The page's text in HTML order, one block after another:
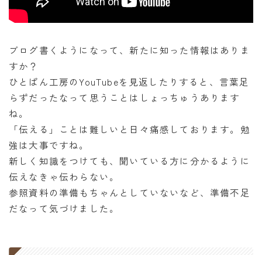
アクセス
求人
お問い合わせ
ブログ書くようになって、新たに知った情報はありま
すか？
ひとぱん工房のYouTubeを見返したりすると、言葉足
らずだったなって思うことはしょっちゅうあります
ね。
「伝える」ことは難しいと日々痛感しております。勉
強は大事ですね。
新しく知識をつけても、聞いている方に分かるように
伝えなきゃ伝わらない。
参照資料の準備もちゃんとしていないなど、準備不足
だなって気づけました。